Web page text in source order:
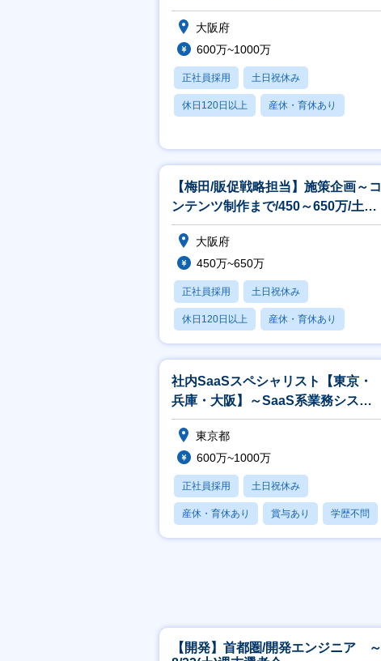
大阪府
600万~1000万
正社員採用 土日祝休み
休日120日以上 産休・育休あり
【梅田/販促戦略担当】施策企画～コ
ンテンツ制作まで/450～650万/土日
祝休み/充実の福利厚生
大阪府
450万~650万
正社員採用 土日祝休み
休日120日以上 産休・育休あり
賞与あり
社内SaaSスペシャリスト【東京・
兵庫・大阪】～SaaS系業務システ
ム / ツール全般の企画、導入～
東京都
600万~1000万
正社員採用 土日祝休み
産休・育休あり 賞与あり 学歴不問
【開発】首都圏/開発エンジニア ～